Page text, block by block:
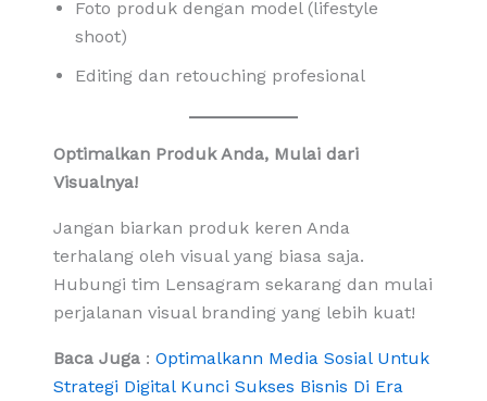
Foto produk dengan model (lifestyle
shoot)
Editing dan retouching profesional
Optimalkan Produk Anda, Mulai dari
Visualnya!
Jangan biarkan produk keren Anda
terhalang oleh visual yang biasa saja.
Hubungi tim Lensagram sekarang dan mulai
perjalanan visual branding yang lebih kuat!
Baca Juga: Optimalkann Media Sosial Untuk
Strategi Digital Kunci Sukses Bisnis Di Era